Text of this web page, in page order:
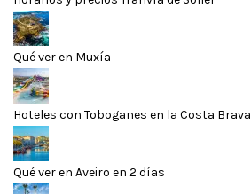
Qué ver en Muxía
Hoteles con Toboganes en la Costa Brava
Qué ver en Aveiro en 2 días